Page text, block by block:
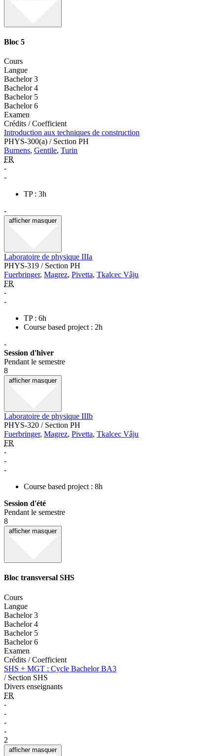
Bloc 5
Cours
Langue
Bachelor 3
Bachelor 4
Bachelor 5
Bachelor 6
Examen
Crédits / Coefficient
Introduction aux techniques de construction
PHYS-300(a) / Section PH
Burnens, Gentile, Turin
FR
-
-
TP : 3h
-
afficher masquer
Laboratoire de physique IIIa
PHYS-319 / Section PH
Fuerbringer, Magrez, Pivetta, Tkalcec Vâju
FR
-
-
TP : 6h
Course based project : 2h
-
Session d'hiver
Pendant le semestre
8
afficher masquer
Laboratoire de physique IIIb
PHYS-320 / Section PH
Fuerbringer, Magrez, Pivetta, Tkalcec Vâju
FR
-
-
-
Course based project : 8h
Session d'été
Pendant le semestre
8
afficher masquer
Bloc transversal SHS
Cours
Langue
Bachelor 3
Bachelor 4
Bachelor 5
Bachelor 6
Examen
Crédits / Coefficient
SHS + MGT : Cycle Bachelor BA3
/ Section SHS
Divers enseignants
FR
-
-
-
-
2
afficher masquer